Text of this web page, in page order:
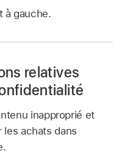
à gauche.
relatives
inapproprié et
achats dans